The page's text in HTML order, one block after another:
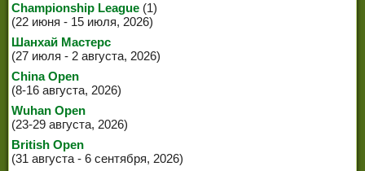
Championship League (1)
(22 июня - 15 июля, 2026)
Шанхай Мастерс
(27 июля - 2 августа, 2026)
China Open
(8-16 августа, 2026)
Wuhan Open
(23-29 августа, 2026)
British Open
(31 августа - 6 сентября, 2026)